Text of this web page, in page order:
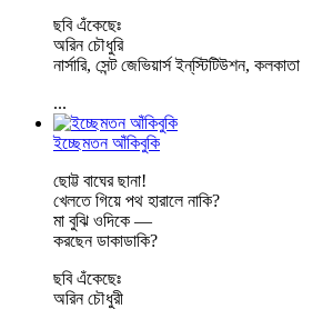
ছবি এঁকেছেঃ
অরিন চৌধুরি
নার্সারি, সেন্ট জেভিয়ার্স ইন্‌স্টিটিউশন, কলকাতা
...
ইচ্ছেমতন আঁকিবুকি
ছোট্ট বাঘের ছানা!
খেলতে গিয়ে পথ হারালে নাকি?
মা বুঝি ওদিকে —
করছেন ডাকাডাকি?
ছবি এঁকেছেঃ
অরিন চৌধুরী